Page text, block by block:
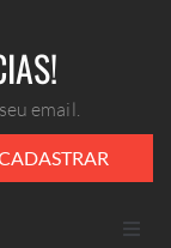
email.